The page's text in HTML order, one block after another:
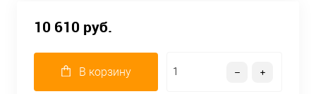
10 610 руб.
В корзину